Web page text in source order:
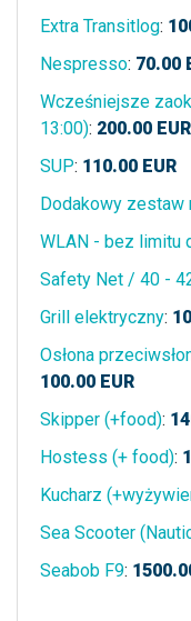
Extra Transitlog:
Nespresso: 70.00
Wcześniejsze
13:00): 200.00 EUR
SUP: 110.00 EUR
Dodakowy zestaw
WLAN - bez limitu
Safety Net / 40 -
Grill elektryczny:
Osłona
100.00 EUR
Skipper (+food):
Hostess (+ food):
Kucharz
Sea Scooter
Seabob F9: